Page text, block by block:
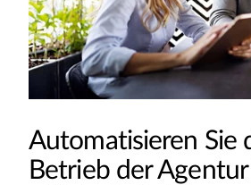
Automatisieren Sie
Betrieb der